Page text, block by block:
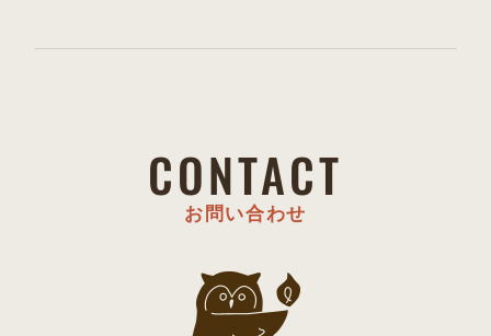
CONTACT
お問い合わせ